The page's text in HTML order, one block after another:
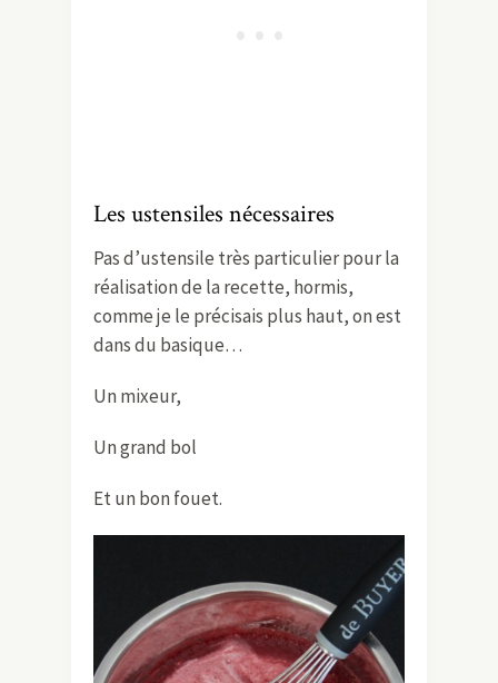
Les ustensiles nécessaires
Pas d’ustensile très particulier pour la
réalisation de la recette, hormis,
comme je le précisais plus haut, on est
dans du basique…
Un mixeur,
Un grand bol
Et un bon fouet.